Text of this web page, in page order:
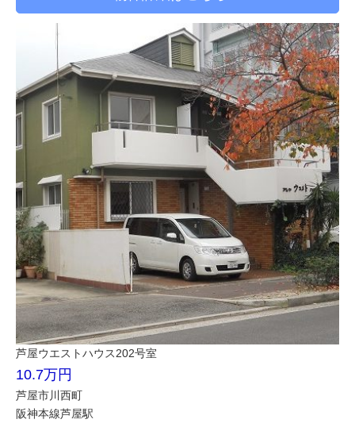
芦屋ウエストハウス202号室
10.7万円
芦屋市川西町
阪神本線芦屋駅